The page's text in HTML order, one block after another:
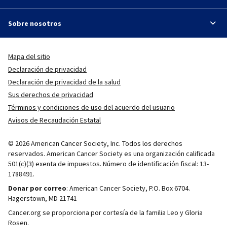
Sobre nosotros
Mapa del sitio
Declaración de privacidad
Declaración de privacidad de la salud
Sus derechos de privacidad
Términos y condiciones de uso del acuerdo del usuario
Avisos de Recaudación Estatal
© 2026 American Cancer Society, Inc. Todos los derechos
reservados. American Cancer Society es una organización calificada
501(c)(3) exenta de impuestos. Número de identificación fiscal: 13-
1788491.
Donar por correo: American Cancer Society, P.O. Box 6704.
Hagerstown, MD 21741
Cancer.org se proporciona por cortesía de la familia Leo y Gloria
Rosen.